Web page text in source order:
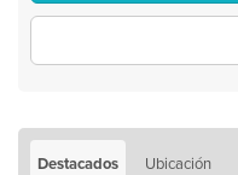
Destacados Ubicación